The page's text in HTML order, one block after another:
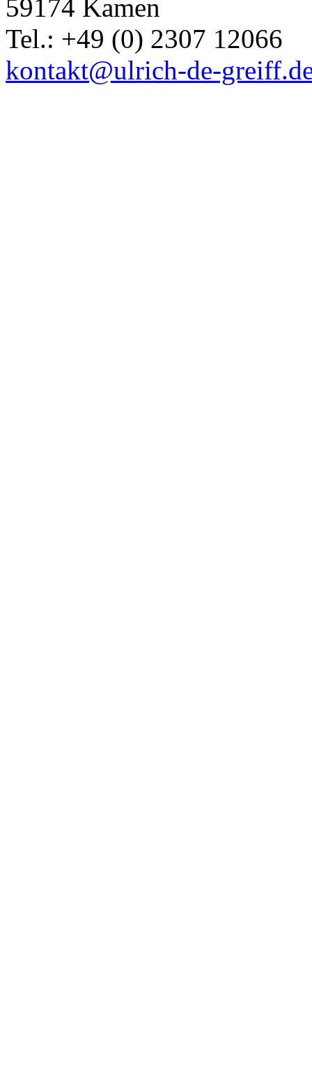
59174 Kamen
Tel.: +49 (0) 2307 12066
kontakt@ulrich-de-